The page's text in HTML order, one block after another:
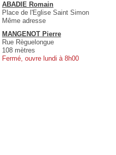
ABADIE Romain
Place de l'Eglise Saint Simon
Même adresse
MANGENOT Pierre
Rue Règuelongue
108 mètres
Fermé, ouvre lundi à 8h00